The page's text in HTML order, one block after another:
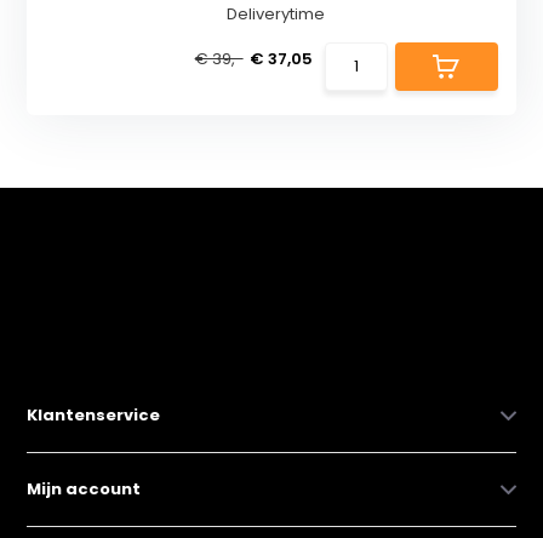
Deliverytime
€ 39,- € 37,05
Klantenservice
Mijn account